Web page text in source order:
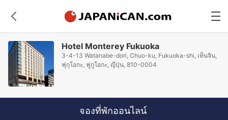
Hotel Monterey Fukuoka
3-4-13 Watanabe-dori, Chuo-ku, Fukuoka-shi, เท็นจิน,
ฟุกุโอกะ, ฟูกูโอกะ, ญี่ปุ่น, 810-0004
จองที่พักออนไลน์